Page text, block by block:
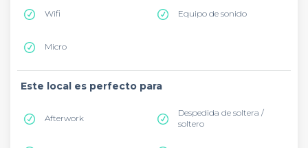
Wifi Equipo de sonido
Micro
Este local es perfecto para
Afterwork
Despedida de soltera /
soltero